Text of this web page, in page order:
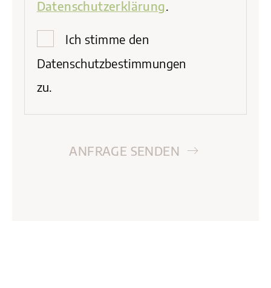
Datenschutzerklärung.
Ich stimme den
Datenschutzbestimmungen
zu.
ANFRAGE SENDEN